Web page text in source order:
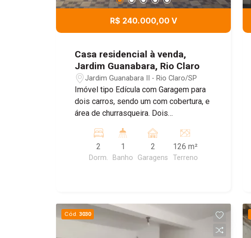
R$ 240.000,00 V
Casa residencial à venda,
Jardim Guanabara, Rio Claro
Jardim Guanabara II - Rio Claro/SP
Imóvel tipo Edícula com Garagem para
dois carros, sendo um com cobertura, e
área de churrasqueira. Dois
salas, dois quartos e uma cozinha.
2
Dorm.
1
Banho
2
Garagens
126 m²
Terreno
Cód. 3030